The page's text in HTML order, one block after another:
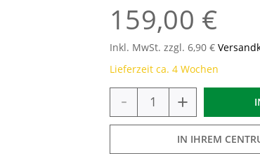
159,00 €
Inkl. MwSt. zzgl. 6,90 €
Lieferzeit ca. 4 Wochen
- +
IN IHREM